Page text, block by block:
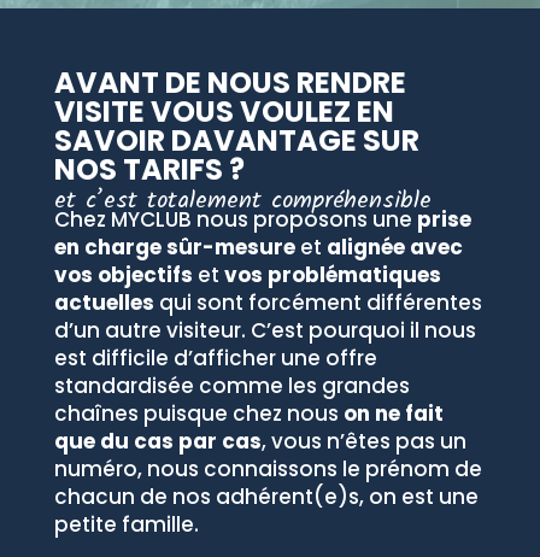
AVANT DE NOUS RENDRE
VISITE VOUS VOULEZ EN
SAVOIR DAVANTAGE SUR
NOS TARIFS ?
et c’est totalement compréhensible
Chez MYCLUB nous proposons une prise
en charge sûr-mesureet alignée avec
vos objectifs et vos problématiques
actuelles qui sont forcément différentes
d’un autre visiteur. C’est pourquoi il nous
est difficile d’afficher une offre
standardisée comme les grandes
chaînes puisque chez nous on ne fait
que du cas par cas, vous n’êtes pas un
numéro, nous connaissons le prénom de
chacun de nos adhérent(e)s, on est une
petite famille.